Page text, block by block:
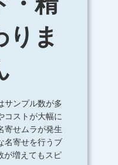
りま
サンプル数が多
コストが大幅に
寄せムラが発生
名寄せを行うブ
が増えてもスピ